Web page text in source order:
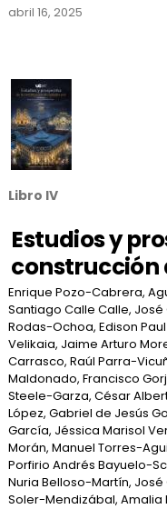
abril 16, 2025
Libro IV
Estudios y
construcción
Enrique Pozo-Cabrera,
Santiago Calle Calle,
Rodas-Ochoa, Edison
Velikaia, Jaime Arturo
Carrasco, Raúl Parra-
Maldonado, Francisco
Steele-Garza, César
López, Gabriel de Jesús
García, Jéssica Marisol
Morán, Manuel Torres-
Porfirio Andrés Bayuelo-
Nuria Belloso-Martín,
Soler-Mendizábal, Amalia